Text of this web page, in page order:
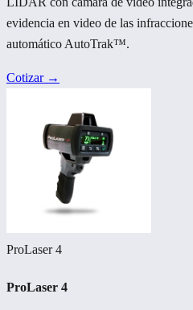
evidencia en video de las
automático AutoTrak™.
Cotizar →
ProLaser 4
ProLaser 4